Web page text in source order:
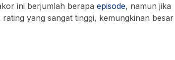
ini berjumlah berapa episode, namun jika
yang sangat tinggi, kemungkinan besar